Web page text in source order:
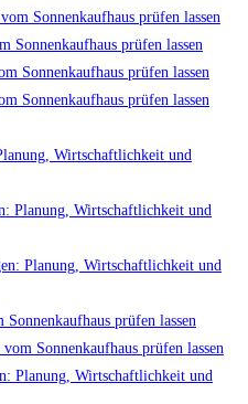
Sonnenkaufhaus prüfen lassen
Sonnenkaufhaus prüfen lassen
Sonnenkaufhaus prüfen lassen
Sonnenkaufhaus prüfen lassen
Wirtschaftlichkeit und
Planung, Wirtschaftlichkeit und
Planung, Wirtschaftlichkeit und
prüfen lassen
Sonnenkaufhaus prüfen lassen
Planung, Wirtschaftlichkeit und